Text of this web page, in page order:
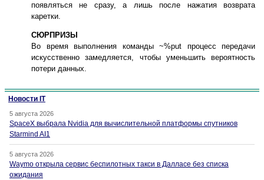
появляться не сразу, а лишь после нажатия возврата
каретки.
СЮРПРИЗЫ
Во время выполнения команды ~%put процесс передачи
искусственно замедляется, чтобы уменьшить вероятность
потери данных.
Новости IT
5 августа 2026
SpaceX выбрала Nvidia для вычислительной платформы спутников
Starmind AI1
5 августа 2026
Waymo открыла сервис беспилотных такси в Далласе без списка
ожидания